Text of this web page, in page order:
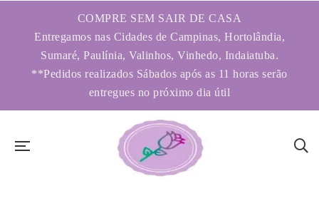
COMPRE SEM SAIR DE CASA
Entregamos nas Cidades de Campinas, Hortolândia,
Sumaré, Paulínia, Valinhos, Vinhedo, Indaiatuba.
**Pedidos realizados Sábados após as 11 horas serão
entregues no próximo dia útil